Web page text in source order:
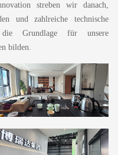
streben wir danach,
und zahlreiche technische
Grundlage für unsere
bilden.